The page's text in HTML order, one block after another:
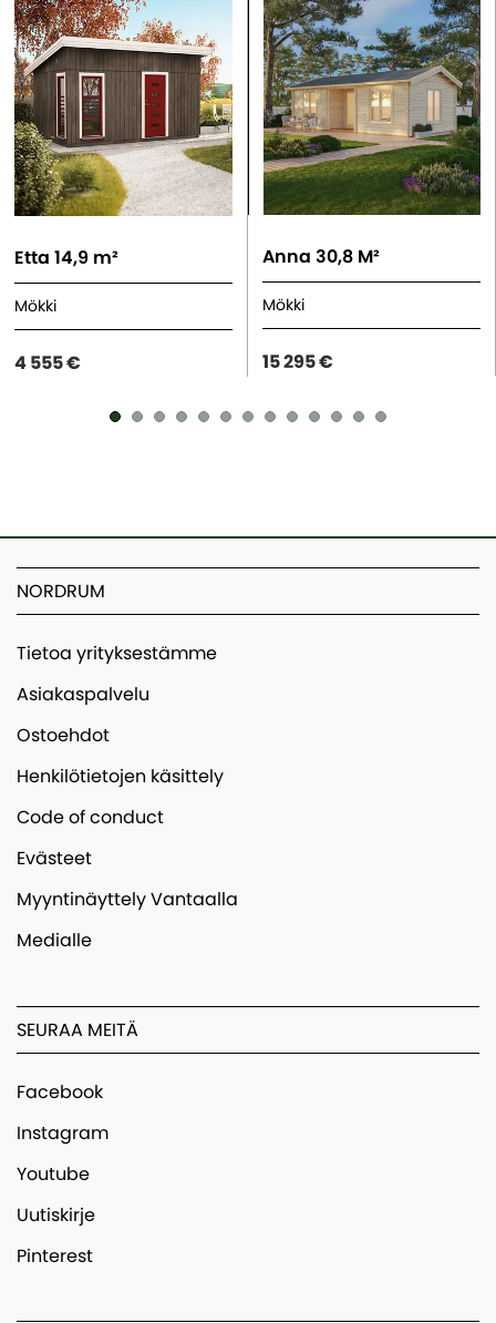
Etta 14,9 m²
Mökki
4 555 €
Anna 30,8 M²
Mökki
15 295 €
NORDRUM
Tietoa yrityksestämme
Asiakaspalvelu
Ostoehdot
Henkilötietojen käsittely
Code of conduct
Evästeet
Myyntinäyttely Vantaalla
Medialle
SEURAA MEITÄ
Facebook
Instagram
Youtube
Uutiskirje
Pinterest